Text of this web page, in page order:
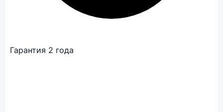
Гарантия 2 года